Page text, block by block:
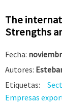
The
Strengths
Fecha:
Autores:
Etiquetas:
Empresas